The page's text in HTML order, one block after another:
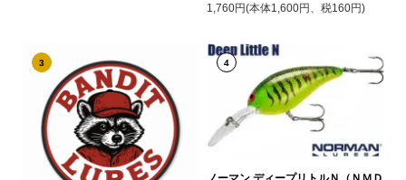
1,760円(本体1,600円、税160円)
3 4